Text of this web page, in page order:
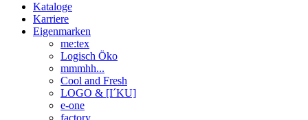
Kataloge
Karriere
Eigenmarken
me:tex
Logisch Öko
mmmhh...
Cool and Fresh
LOGO & [I´KU]
e-one